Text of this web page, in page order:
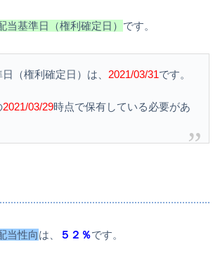
当基準日（権利確定日） です。
（権利確定日）は、 2021/03/31です。
2021/03/29時点で保有している必要があ
当性向は、 ５２％です。